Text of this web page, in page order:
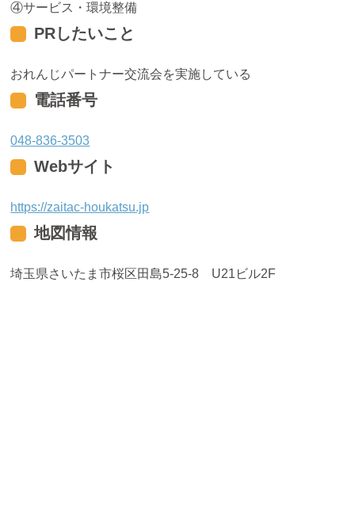
サービス・環境整備
PRしたいこと
おれんじパートナー交流会を実施している
電話番号
048-836-3503
Webサイト
https://zaitac-houkatsu.jp
地図情報
埼玉県さいたま市桜区田島5-25-8 U21ビル2F